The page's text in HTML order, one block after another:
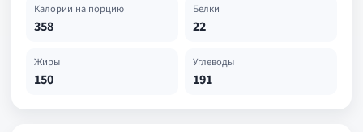
Калории на порцию
358
Белки
22
Жиры
150
Углеводы
191